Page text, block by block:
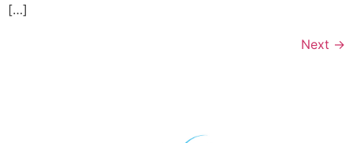
[…]
Next →